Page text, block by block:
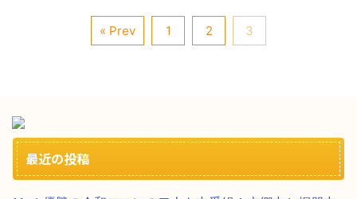
« Prev 1 2 3
最近の投稿